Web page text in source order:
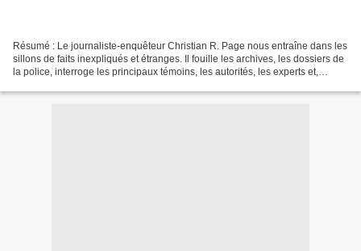
Résumé : Le journaliste-enquêteur Christian R. Page nous entraîne dans les
sillons de faits inexpliqués et étranges. Il fouille les archives, les dossiers de
la police, interroge les principaux témoins, les autorités, les experts et,